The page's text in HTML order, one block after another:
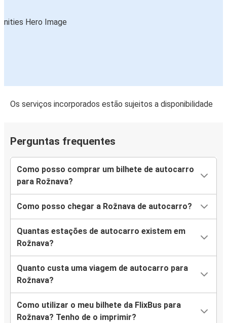
Os serviços incorporados estão sujeitos a disponibilidade
Perguntas frequentes
Como posso comprar um bilhete de autocarro
para Rožnava?
Como posso chegar a Rožnava de autocarro?
Quantas estações de autocarro existem em
Rožnava?
Quanto custa uma viagem de autocarro para
Rožnava?
Como utilizar o meu bilhete da FlixBus para
Rožnava? Tenho de o imprimir?